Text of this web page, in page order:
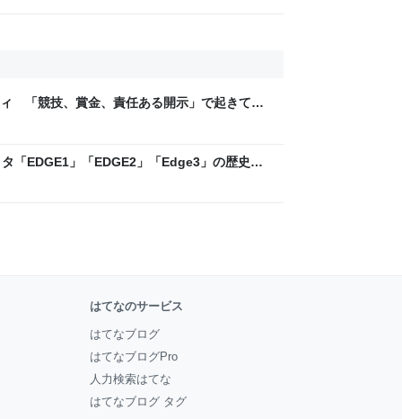
「競技、賞金、責任ある開示」で起きてい
「EDGE1」「EDGE2」「Edge3」の歴史に
はてなのサービス
はてなブログ
はてなブログPro
人力検索はてな
はてなブログ タグ